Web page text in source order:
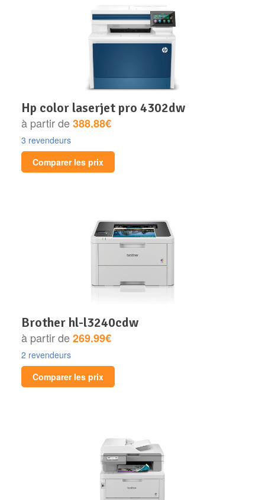
hp color laserjet pro 4302dw
à partir de388.88€
3 revendeurs
Comparer les prix
brother hl-l3240cdw
à partir de269.99€
2 revendeurs
Comparer les prix